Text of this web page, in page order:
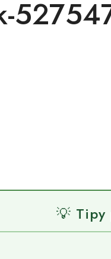
💡 Tipy